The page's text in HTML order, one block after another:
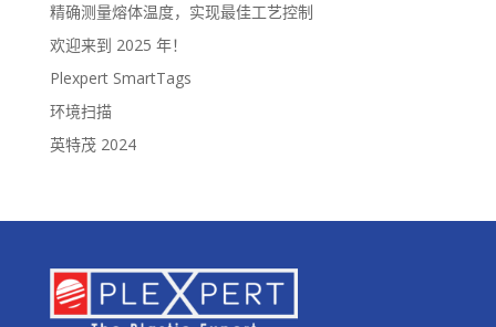
精确测量熔体温度，实现最佳工艺控制
欢迎来到 2025 年！
Plexpert SmartTags
环境扫描
英特茂 2024